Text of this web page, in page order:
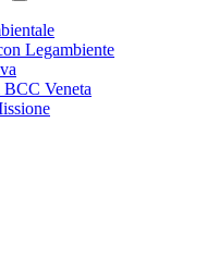
Legambiente
Veneta